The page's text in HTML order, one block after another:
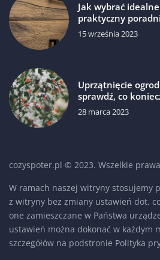
Jak wybrać
praktyczny
15 września 2023
Uprzątnięcie
sprawdź, co
28 marca 2023
cozyspoter.pl © 2023. Wszelkie
W ramach naszej witryny stosujemy
z witryny bez zmiany ustawień dot.
one zamieszczane w Państwa
ustawień można dokonać w każdym
szczegółów na podstronie Polityka